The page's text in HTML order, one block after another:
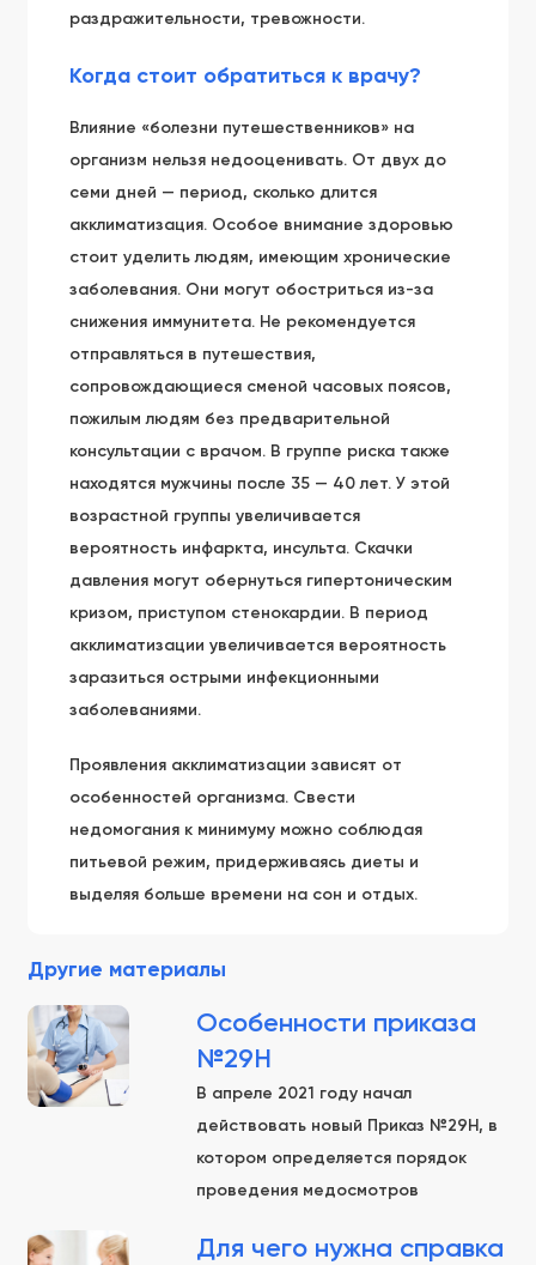
раздражительности, тревожности.
Когда стоит обратиться к врачу?
Влияние «болезни путешественников» на
организм нельзя недооценивать. От двух до
семи дней — период, сколько длится
акклиматизация. Особое внимание здоровью
стоит уделить людям, имеющим хронические
заболевания. Они могут обостриться из-за
снижения иммунитета. Не рекомендуется
отправляться в путешествия,
сопровождающиеся сменой часовых поясов,
пожилым людям без предварительной
консультации с врачом. В группе риска также
находятся мужчины после 35 — 40 лет. У этой
возрастной группы увеличивается
вероятность инфаркта, инсульта. Скачки
давления могут обернуться гипертоническим
кризом, приступом стенокардии. В период
акклиматизации увеличивается вероятность
заразиться острыми инфекционными
заболеваниями.
Проявления акклиматизации зависят от
особенностей организма. Свести
недомогания к минимуму можно соблюдая
питьевой режим, придерживаясь диеты и
выделяя больше времени на сон и отдых.
Другие материалы
Особенности приказа
№29Н
В апреле 2021 году начал
действовать новый Приказ №29Н, в
котором определяется порядок
проведения медосмотров
Для чего нужна справка